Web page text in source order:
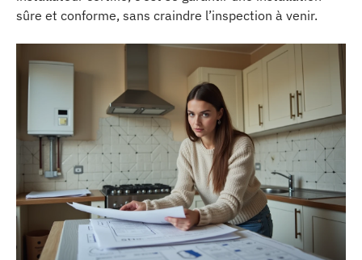
sûre et conforme, sans craindre l’inspection à venir.